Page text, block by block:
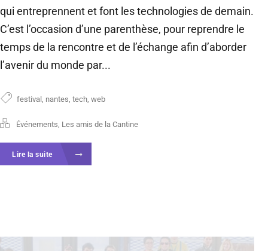
qui entreprennent et font les technologies de demain.
C’est l’occasion d’une parenthèse, pour reprendre le
temps de la rencontre et de l’échange afin d’aborder
l’avenir du monde par...
festival nantes tech web
Événements Les amis de la Cantine
Lire la suite